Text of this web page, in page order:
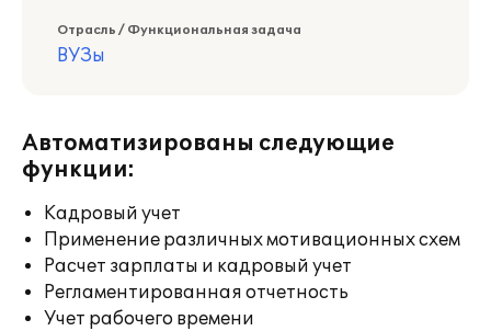
Отрасль / Функциональная задача
ВУЗы
Автоматизированы следующие
функции:
Кадровый учет
Применение различных мотивационных схем
Расчет зарплаты и кадровый учет
Регламентированная отчетность
Учет рабочего времени